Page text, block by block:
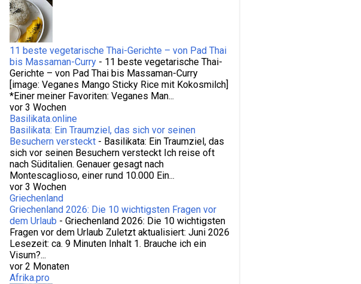
11 beste vegetarische Thai-Gerichte – von Pad Thai
bis Massaman-Curry - 11 beste vegetarische Thai-
Gerichte – von Pad Thai bis Massaman-Curry
[image: Veganes Mango Sticky Rice mit Kokosmilch]
*Einer meiner Favoriten: Veganes Man...
vor 3 Wochen
Basilikata.online
Basilikata: Ein Traumziel, das sich vor seinen
Besuchern versteckt - Basilikata: Ein Traumziel, das
sich vor seinen Besuchern versteckt Ich reise oft
nach Süditalien. Genauer gesagt nach
Montescaglioso, einer rund 10.000 Ein...
vor 3 Wochen
Griechenland
Griechenland 2026: Die 10 wichtigsten Fragen vor
dem Urlaub - Griechenland 2026: Die 10 wichtigsten
Fragen vor dem Urlaub Zuletzt aktualisiert: Juni 2026
Lesezeit: ca. 9 Minuten Inhalt 1. Brauche ich ein
Visum?...
vor 2 Monaten
Afrika.pro